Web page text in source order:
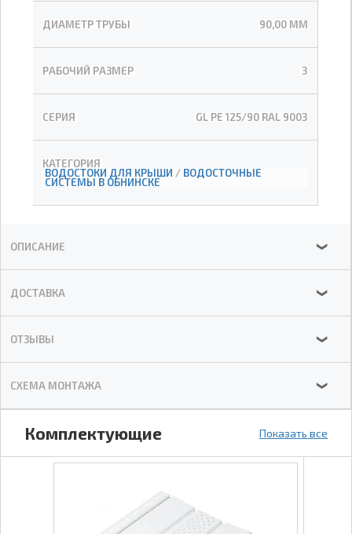
ДИАМЕТР ТРУБЫ 90,00 ММ
РАБОЧИЙ РАЗМЕР 3
СЕРИЯ GL PE 125/90 RAL 9003
КАТЕГОРИЯ
ВОДОСТОКИ ДЛЯ КРЫШИ / ВОДОСТОЧНЫЕ
СИСТЕМЫ В ОБНИНСКЕ
ОПИСАНИЕ ❯
ДОСТАВКА ❯
ОТЗЫВЫ ❯
СХЕМА МОНТАЖА ❯
Комплектующие Показать все